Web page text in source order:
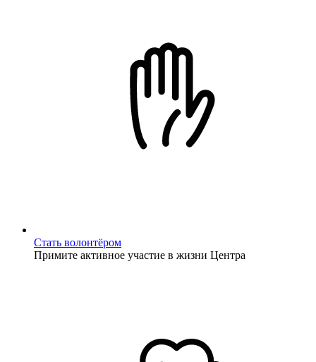
Стать волонтёром
Примите активное участие в жизни Центра